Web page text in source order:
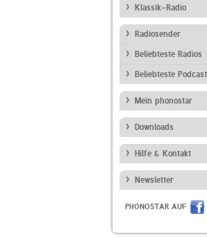
Klassik-Radio
Radiosender
Beliebteste Radios
Beliebteste
Mein phonostar
Downloads
Hilfe & Kontakt
Newsletter
PHONOSTAR AUF